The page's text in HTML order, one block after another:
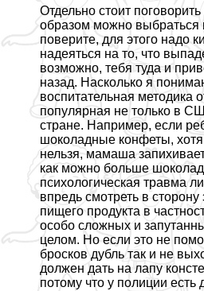
Отдельно стоит
образом можно
поверите, для этого надо
надеяться на то, что
возможно, тебя туда и
назад. Насколько я
воспитательная методика
популярная не только в
стране. Например, если
шоколадные конфеты, хотя
нельзя, мамаша
как можно больше
психологическая травма
впредь смотреть в сторону
пищего продукта в
особо сложных и
целом. Но если это не
бросков дубль так и не
должен дать на лапу
потому что у полиции есть